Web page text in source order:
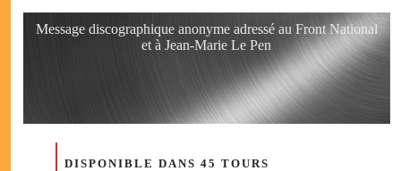
Message discographique anonyme adressé au Front National
et à Jean-Marie Le Pen
DISPONIBLE DANS 45 TOURS